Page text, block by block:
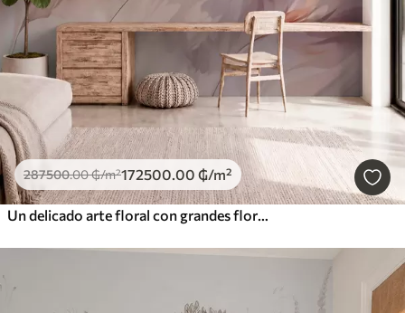
287500.00₲/m²172500.00 ₲/m²
Un delicado arte floral con grandes flores de colores pastel con pétalos translúcidos, tallos suaves y un suave fondo difuminado